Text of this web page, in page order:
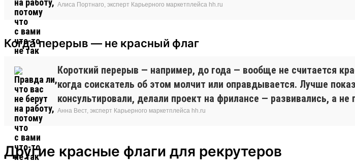
Алиса Портнаго, эксперт Карьерного маркетплейса hh.ru
Когда перерыв — не красный флаг
Короткий перерыв — например, до года — вообще не считается
когда соискатель об этом молчит или оправдывается. Лучше
консультировали, делали проект на фрилансе — развивались, а
Анна Вест, эксперт Карьерного маркетплейса hh.ru
Другие красные флаги для рекрутеров